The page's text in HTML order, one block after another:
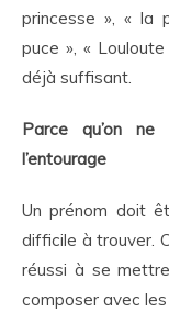
princesse », « la
puce », «
déjà suffisant.
Parce qu’on
l’entourage
Un prénom doit
difficile à trouver.
réussi à se
composer avec